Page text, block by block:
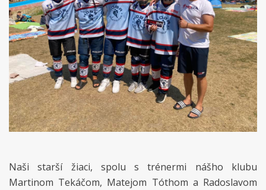
Naši starší žiaci, spolu s trénermi nášho klubu
Martinom Tekáčom, Matejom Tóthom a Radoslavom